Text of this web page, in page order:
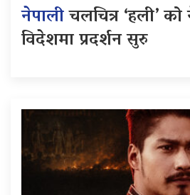
नेपालीचलचित्र ‘हली’
विदेशमा प्रदर्शन सुरु